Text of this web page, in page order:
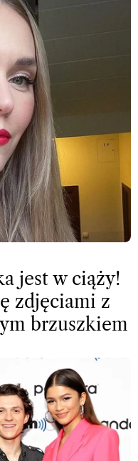
jest w ciąży!
zdjęciami z
brzuszkiem